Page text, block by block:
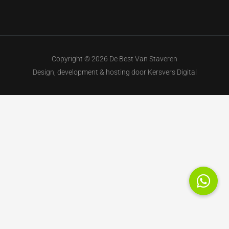
Copyright © 2026 De Best Van Staveren
Design, development & hosting door Kersvers Digital